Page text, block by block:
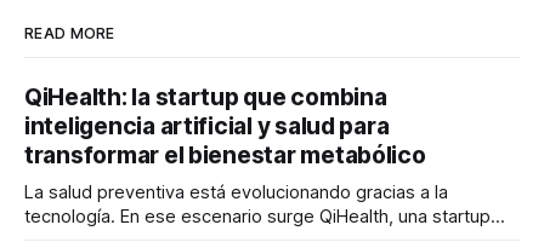
READ MORE
QiHealth: la startup que combina
inteligencia artificial y salud para
transformar el bienestar metabólico
La salud preventiva está evolucionando gracias a la
tecnología. En ese escenario surge QiHealth, una startup